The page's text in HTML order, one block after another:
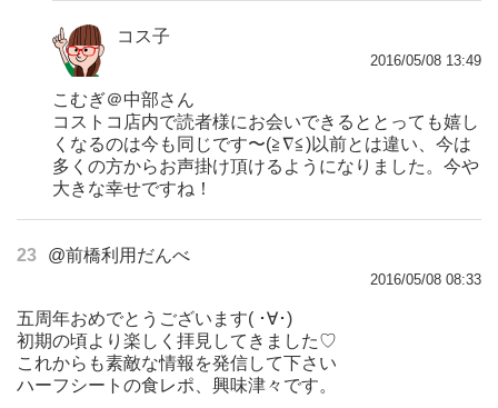
コス子
2016/05/08 13:49
こむぎ＠中部さん
コストコ店内で読者様にお会いできるととっても嬉し
くなるのは今も同じです〜(≧∇≦)以前とは違い、今は
多くの方からお声掛け頂けるようになりました。今や
大きな幸せですね！
23 @前橋利用だんべ
2016/05/08 08:33
五周年おめでとうございます( ･∀･)
初期の頃より楽しく拝見してきました♡
これからも素敵な情報を発信して下さい
ハーフシートの食レポ、興味津々です。